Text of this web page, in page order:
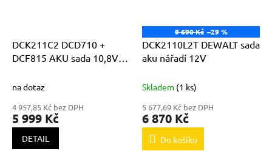
DCK211C2 DCD710 +
DCF815 AKU sada 10,8V
rázový utahovák
na dotaz
4 957,85 Kč bez DPH
5 999 Kč
DETAIL
9 690 Kč –29 %
DCK2110L2T DEWALT sada
aku nářadí 12V
Skladem (1 ks)
5 677,69 Kč bez DPH
6 870 Kč
Do košíku